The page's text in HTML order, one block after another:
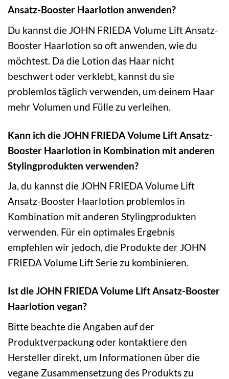
Ansatz-Booster Haarlotion anwenden?
Du kannst die JOHN FRIEDA Volume Lift Ansatz-
Booster Haarlotion so oft anwenden, wie du
möchtest. Da die Lotion das Haar nicht
beschwert oder verklebt, kannst du sie
problemlos täglich verwenden, um deinem Haar
mehr Volumen und Fülle zu verleihen.
Kann ich die JOHN FRIEDA Volume Lift Ansatz-
Booster Haarlotion in Kombination mit anderen
Stylingprodukten verwenden?
Ja, du kannst die JOHN FRIEDA Volume Lift
Ansatz-Booster Haarlotion problemlos in
Kombination mit anderen Stylingprodukten
verwenden. Für ein optimales Ergebnis
empfehlen wir jedoch, die Produkte der JOHN
FRIEDA Volume Lift Serie zu kombinieren.
Ist die JOHN FRIEDA Volume Lift Ansatz-Booster
Haarlotion vegan?
Bitte beachte die Angaben auf der
Produktverpackung oder kontaktiere den
Hersteller direkt, um Informationen über die
vegane Zusammensetzung des Produkts zu